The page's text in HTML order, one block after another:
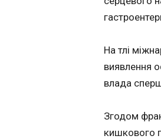
На тлі
виявлення
влада
Згодом
кишкового